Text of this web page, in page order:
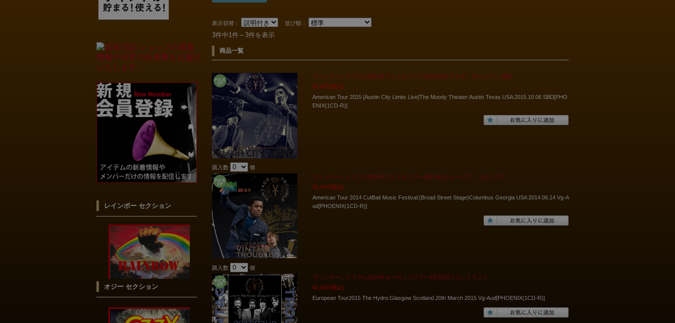
表示切替： 並び順：
3件中1件～3件を表示
商品一覧
ヴィンテージトラブル2015年アメリカツアー10月6日テキサス オースチン SBD
¥2,427(税込)
American Tour 2015 [Austin City Limits Live]The Moody Theater:Austin Texas USA 2015.10.06 SBD[PHO
ENIX(1CD-R)]
購入数
個
ヴィンテージトラブル2014年アメリカツアー6月14日ジョージア コロンブス
¥2,427(税込)
American Tour 2014 CutBait Music Festival:(Broad Street Stage)Columbus Georgia USA 2014.06.14 Vg-A
ud[PHOENIX(1CD-R)]
購入数
個
ヴィンテージトラブル2015年ヨーロッパツアー3月20日スコットランド
¥2,427(税込)
European Tour2015 The Hydro:Glasgow Scotland 20th March 2015 Vg-Aud[PHOENIX(1CD-R)]
レインボー セクション
オジー セクション